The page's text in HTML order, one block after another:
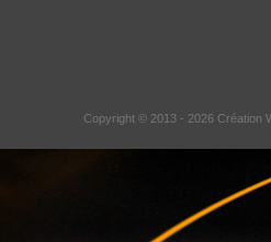
Copyright © 2013 - 2026 Création